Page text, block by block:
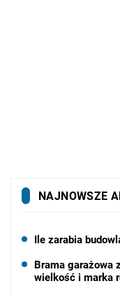
NAJNOWSZE
Ile zarabia
Brama garażowa
wielkość i marka